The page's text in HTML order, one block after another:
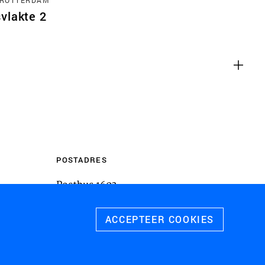
2
POSTADRES
Postbus 1603
Amersfoort
inhoud van websites van derden,
te sluiten. Als u dit uitschakelt, kan
gegevens over de advertenties
schakelen.
ACCEPTEER COOKIES